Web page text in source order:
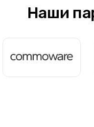
Наши